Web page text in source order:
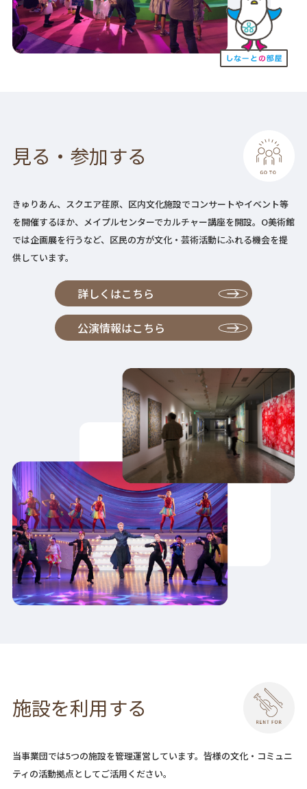
見る・参加する
きゅりあん、スクエア荏原、区内文化施設でコンサートやイベント等
を開催するほか、メイプルセンターでカルチャー講座を開設。O美術館
では企画展を行うなど、区民の方が文化・芸術活動にふれる機会を提
供しています。
詳しくはこちら
公演情報はこちら
施設を利用する
当事業団では5つの施設を管理運営しています。皆様の文化・コミュニ
ティの活動拠点としてご活用ください。